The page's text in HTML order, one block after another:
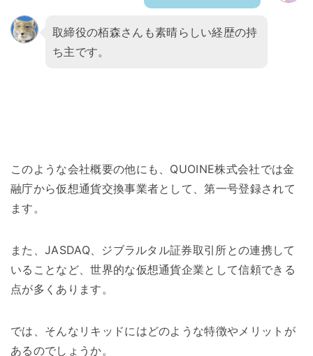
取締役の栢森さんも素晴らしい経歴の持
ち主です。
このような会社概要の他にも、QUOINE株式会社では金
融庁から仮想通貨交換事業者として、第一号登録されて
ます。
また、JASDAQ、ジブラルタル証券取引所との連携して
いることなど、世界的な仮想通貨企業として信頼できる
点が多くあります。
では、そんなリキッドにはどのような特徴やメリットが
あるのでしょうか。